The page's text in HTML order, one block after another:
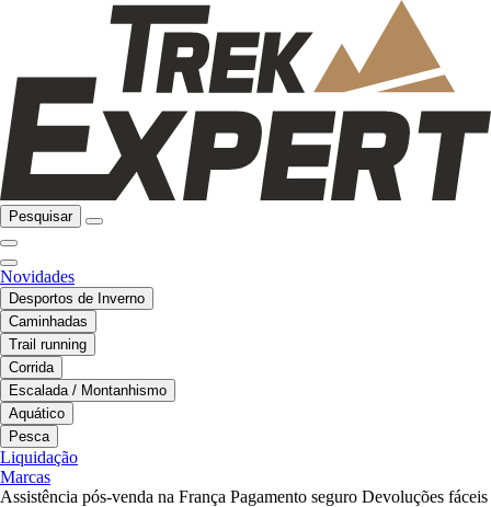
Pesquisar
Novidades
Desportos de Inverno
Caminhadas
Trail running
Corrida
Escalada / Montanhismo
Aquático
Pesca
Liquidação
Marcas
Assistência pós-venda na França Pagamento seguro Devoluções fáceis